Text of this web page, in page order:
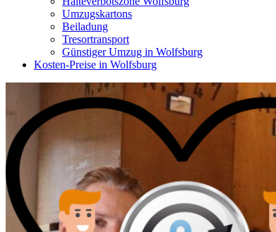
Umzugskartons
Beiladung
Tresortransport
Günstiger Umzug in Wolfsburg
Kosten-Preise in Wolfsburg